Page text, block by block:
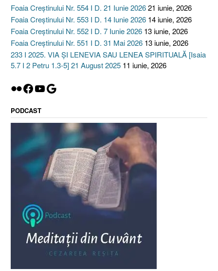
Foaia Creștinului Nr. 554 I D. 21 Iunie 202621 iunie, 2026
Foaia Creștinului Nr. 553 I D. 14 Iunie 2026 14 iunie, 2026
Foaia Creștinului Nr. 552 I D. 7 Iunie 2026 13 iunie, 2026
Foaia Creștinului Nr. 551 I D. 31 Mai 2026 13 iunie, 2026
233 I 2025. VIA ȘI LENEVIA SAU LENEA SPIRITUALĂ [Isaia
5.7 I 2 Petru 1.3-5] 21 August 2025 11 iunie, 2026
Flickr
Facebook
YouTube
Google
PODCAST